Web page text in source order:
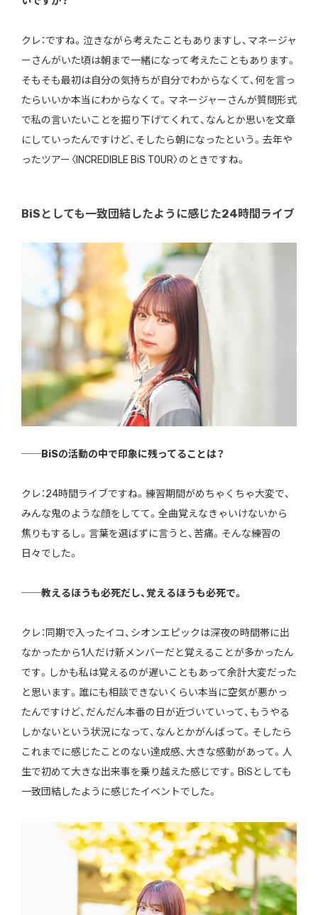
クレ：ですね。泣きながら考えたこともありますし、マネージャ
ーさんがいた頃は朝まで一緒になって考えたこともあります。
そもそも最初は自分の気持ちが自分でわからなくて、何を言っ
たらいいか本当にわからなくて。マネージャーさんが質問形式
で私の言いたいことを掘り下げてくれて、なんとか思いを文章
にしていったんですけど、そしたら朝になったという。去年や
ったツアー〈INCREDIBLE BiS TOUR〉のときですね。
BiSとしても一致団結したように感じた24時間ライブ
──BiSの活動の中で印象に残ってることは？
クレ：24時間ライブですね。練習期間がめちゃくちゃ大変で、
みんな鬼のような顔をしてて。全曲覚えなきゃいけないから
焦りもするし。言葉を選ばずに言うと、苦痛。そんな練習の
日々でした。
──教えるほうも必死だし、覚えるほうも必死で。
クレ：同期で入ったイコ、シオンエピックは深夜の時間帯に出
なかったから1人だけ新メンバーだと覚えることが多かったん
です。しかも私は覚えるのが遅いこともあって余計大変だった
と思います。誰にも相談できないくらい本当に空気が悪かっ
たんですけど、だんだん本番の日が近づいていって、もうやる
しかないという状況になって、なんとかがんばって。そしたら
これまでに感じたことのない達成感、大きな感動があって。人
生で初めて大きな出来事を乗り越えた感じです。BiSとしても
一致団結したように感じたイベントでした。